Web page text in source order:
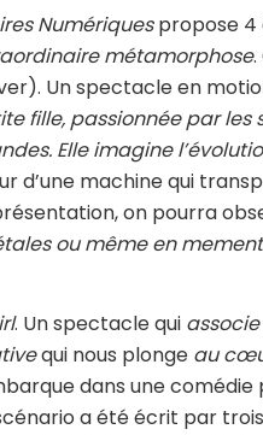
Numériquespropose 4
métamorphose
Un spectacle en
fille, passionnée par les
Elle imagine
machine qui
on pourra
ou même en
. Un spectacle qui
qui nous plonge au
dans une comédie
a été écrit par trois